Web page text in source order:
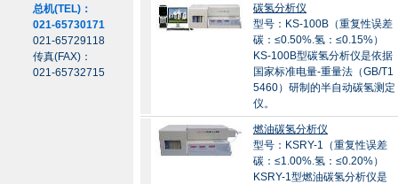
总机(TEL)：
021-65730171
021-65729118
传真(FAX)：
021-65732715
碳氢分析仪
型号：KS-100B（重复性误差
碳：≤0.50%.氢：≤0.15%）
KS-100B型碳氢分析仪是依据
国家标准电量-重量法（GB/T1
5460）研制的半自动碳氢测定
仪。
燃油碳氢分析仪
型号：KSRY-1（重复性误差
碳：≤1.00%.氢：≤0.20%）
KSRY-1型燃油碳氢分析仪是